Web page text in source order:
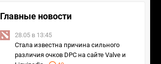
Главные новости
28.05 в 13:45
Стала известна причина сильного
различия очков DPC на сайте Valve и